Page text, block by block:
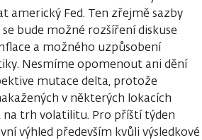
americký Fed. Ten zřejmě sazby
bude možné rozšíření diskuse
a možného uzpůsobení
Nesmíme opomenout ani dění
mutace delta, protože
v některých lokacích
na trh volatilitu. Pro příští týden
výhled především kvůli výsledkové